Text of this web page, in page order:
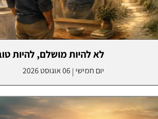
לא להיות מושלם, להיות
יום חמישי |06 אוגוסט 2026